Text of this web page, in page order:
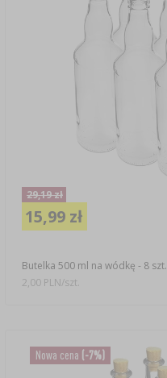
Butelka 500 ml na wódkę - 8 szt.
29,19 zł
15,99 zł
2,00 PLN/szt.
Nowa cena (-7%)